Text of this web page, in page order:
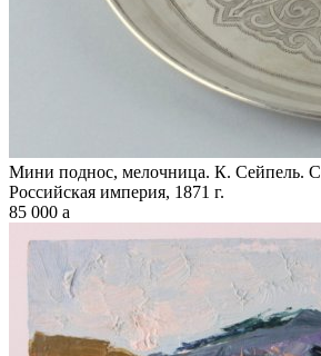
Мини поднос, мелочница. К. Сейпель.
Российская империя, 1871 г.
85 000 a